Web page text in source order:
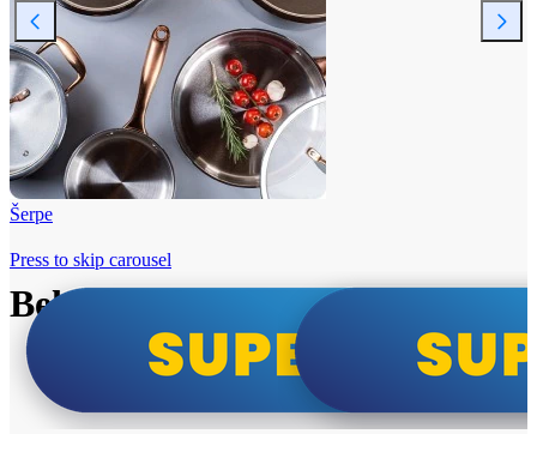
Šerpe
Beko i Tesla super cene
Press to skip carousel